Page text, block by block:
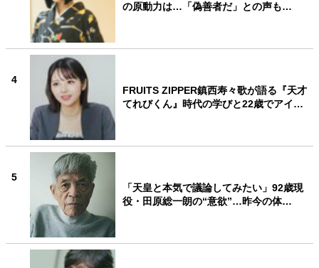
の原動力は…「偽善者だ」との声も…
4
FRUITS ZIPPER鎮西寿々歌が語る『天才
てれびくん』時代の学びと22歳でアイ…
5
「天皇と本気で議論してみたい」92歳現
役・田原総一朗の“意欲”…昨今の体…